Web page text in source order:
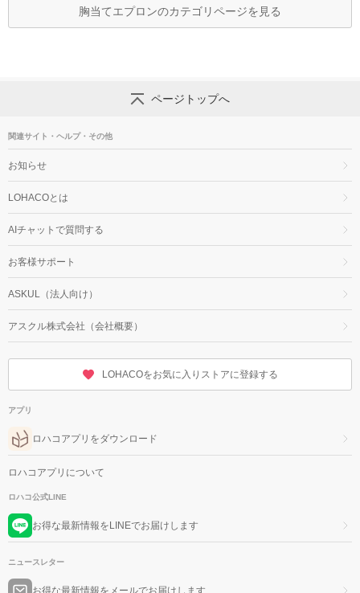
胸当てエプロンのカテゴリページを見る
ページトップへ
関連サイト・ヘルプ・その他
お知らせ
LOHACOとは
AIチャットで質問する
お客様サポート
ASKUL（法人向け）
アスクル株式会社（会社概要）
LOHACOをお気に入りストアに登録する
アプリ
ロハコアプリをダウンロード
ロハコアプリについて
ロハコ公式LINE
お得な最新情報をLINEでお届けします
ニュースレター
お得な最新情報をメールでお届けします